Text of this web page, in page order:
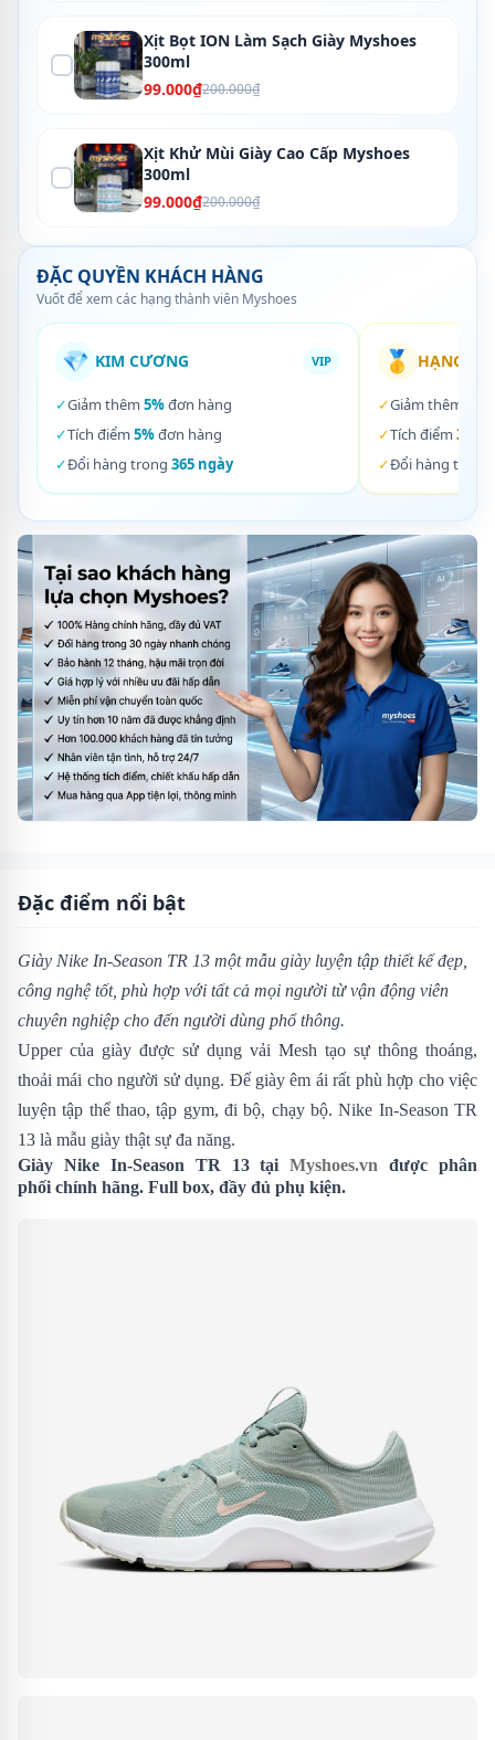
Xịt Bọt ION Làm Sạch Giày Myshoes
300ml
99.000₫200.000₫
Xịt Khử Mùi Giày Cao Cấp Myshoes
300ml
99.000₫200.000₫
ĐẶC QUYỀN KHÁCH HÀNG
Vuốt để xem các hạng thành viên Myshoes
💎 KIM CƯƠNG VIP
✓Giảm thêm 5%đơn hàng
✓Tích điểm 5%đơn hàng
✓Đổi hàng trong 365 ngày
🥇 HẠNG
✓Giảm thêm
✓Tích điểm 3%
✓Đổi hàng trong
Đặc điểm nổi bật
Giày Nike In-Season TR 13 một mẫu giày luyện tập thiết kế đẹp,
công nghệ tốt, phù hợp với tất cả mọi người từ vận động viên
chuyên nghiệp cho đến người dùng phổ thông.
Upper của giày được sử dụng vải Mesh tạo sự thông thoáng,
thoải mái cho người sử dụng. Đế giày êm ái rất phù hợp cho việc
luyện tập thể thao, tập gym, đi bộ, chạy bộ. Nike In-Season TR
13 là mẫu giày thật sự đa năng.
Giày Nike In-Season TR 13 tạiMyshoes.vn được phân
phối chính hãng. Full box, đầy đủ phụ kiện.